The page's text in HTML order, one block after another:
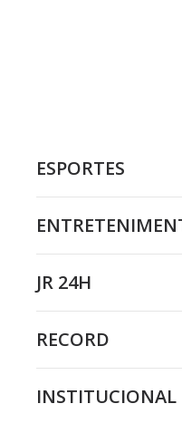
ESPORTES
JR 24H
RECORD
INSTITUCIONAL